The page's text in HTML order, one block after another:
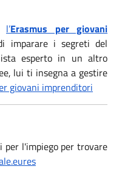
l’Erasmus per giovani
imparare i segreti del
esperto in un altro
lui ti insegna a gestire
giovani imprenditori
per l'impiego per trovare